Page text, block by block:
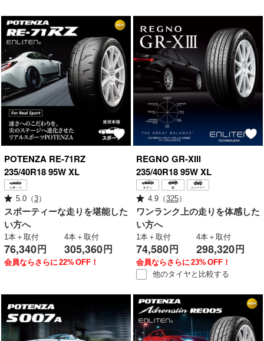
POTENZA RE-71RZ
235/40R18 95W XL
5.0（3）
スポーティーな走りを堪能した
い方へ
1本＋取付
76,340 円
4本＋取付
305,360 円
会員ならさらに22%OFF！
REGNO GR-XⅢ
235/40R18 95W XL
4.9（325）
ワンランク上の走りを体感した
い方へ
1本＋取付
74,580 円
4本＋取付
298,320 円
会員ならさらに23%OFF！
他のタイヤと 比較する